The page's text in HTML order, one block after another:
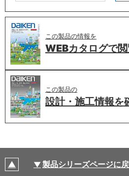
この製品の情報を
WEBカタログで
この製品の
設計・施工情報を
製品シリーズページに